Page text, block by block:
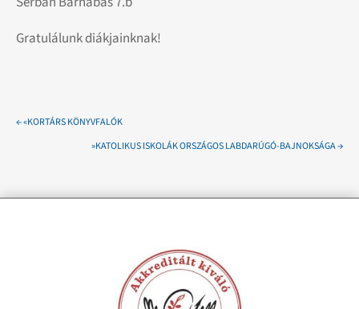
Gratulálunk diákjainknak!
←«KORTÁRS KÖNYVFALÓK
»KATOLIKUS ISKOLÁK ORSZÁGOS LABDARÚGÓ-BAJNOKSÁGA→